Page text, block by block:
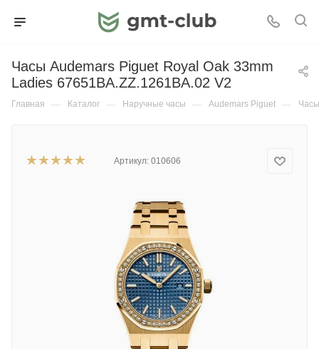
Часы Audemars Piguet Royal Oak 33mm
Ladies 67651BA.ZZ.1261BA.02 V2
Главная — Каталог — Наручные часы — Audemars Piguet —
Артикул: 010606